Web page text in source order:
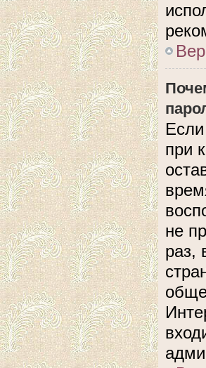
при
не
раз,